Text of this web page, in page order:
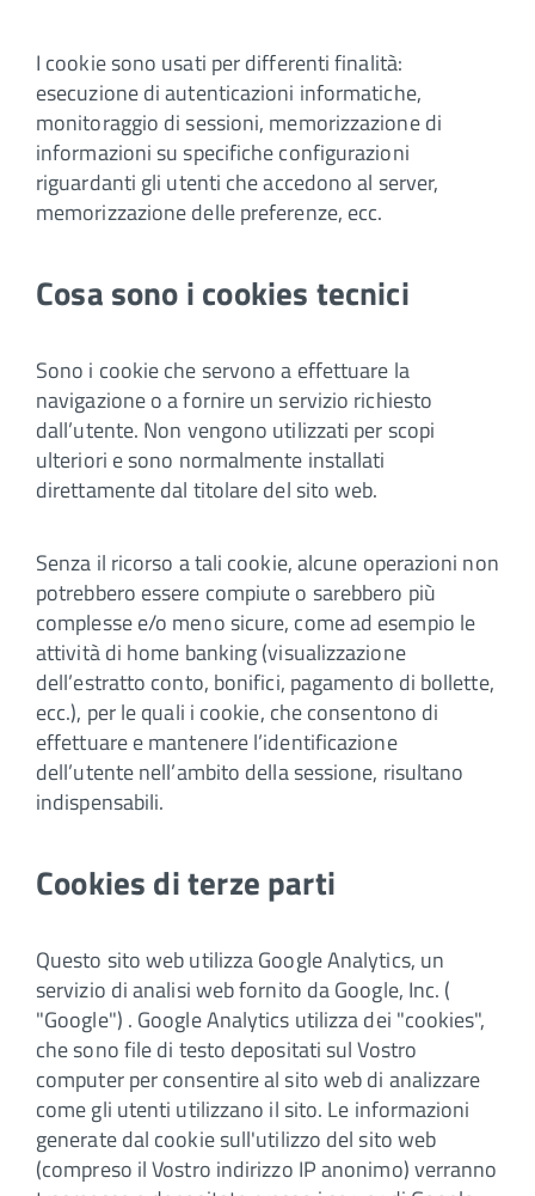
I cookie sono usati per differenti finalità:
esecuzione di autenticazioni informatiche,
monitoraggio di sessioni, memorizzazione di
informazioni su specifiche configurazioni
riguardanti gli utenti che accedono al server,
memorizzazione delle preferenze, ecc.
Cosa sono i cookies tecnici
Sono i cookie che servono a effettuare la
navigazione o a fornire un servizio richiesto
dall’utente. Non vengono utilizzati per scopi
ulteriori e sono normalmente installati
direttamente dal titolare del sito web.
Senza il ricorso a tali cookie, alcune operazioni non
potrebbero essere compiute o sarebbero più
complesse e/o meno sicure, come ad esempio le
attività di home banking (visualizzazione
dell’estratto conto, bonifici, pagamento di bollette,
ecc.), per le quali i cookie, che consentono di
effettuare e mantenere l’identificazione
dell’utente nell’ambito della sessione, risultano
indispensabili.
Cookies di terze parti
Questo sito web utilizza Google Analytics, un
servizio di analisi web fornito da Google, Inc. (
"Google") . Google Analytics utilizza dei "cookies",
che sono file di testo depositati sul Vostro
computer per consentire al sito web di analizzare
come gli utenti utilizzano il sito. Le informazioni
generate dal cookie sull'utilizzo del sito web
(compreso il Vostro indirizzo IP anonimo) verranno